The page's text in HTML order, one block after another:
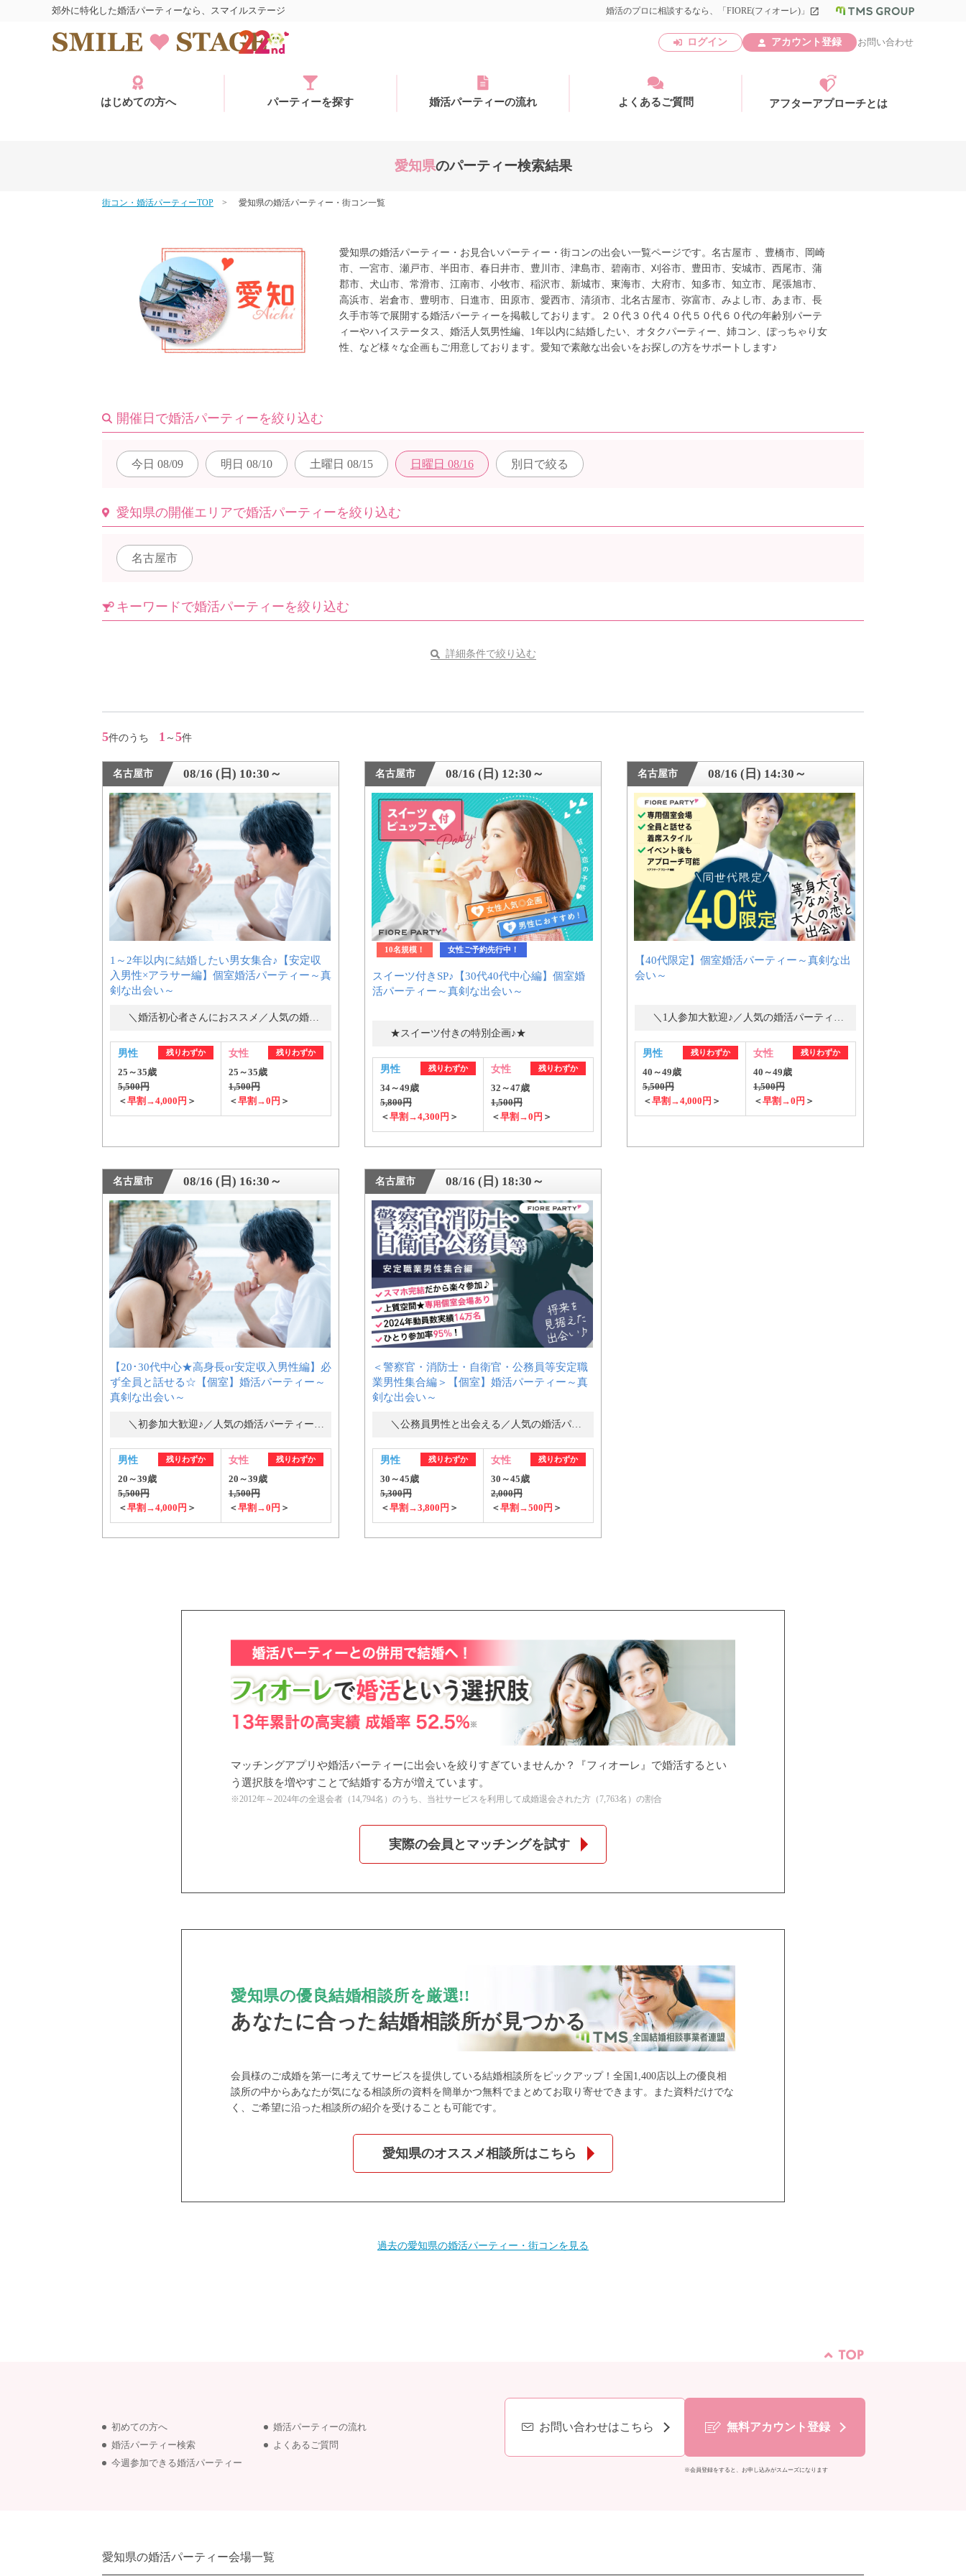
はじめての方へ
今週の婚活パーティー
個人情報保護方針launch
子どもの安全基準に関するポリシーlaunch
PR
約1,300店の中から
おすすめの優良結婚相談所をご紹介
個人情報保護のため
郊外に特化した婚活パーティーなら、スマイルステージ 婚活のプロに相談するなら、「FIORE(フィオーレ)」 launch
ログイン アカウント登録 お問い合わせ
はじめての方へ パーティーを探す 婚活パーティーの流れ よくあるご質問 アフターアプローチとは
愛知県のパーティー検索結果
街コン・婚活パーティーTOP 愛知県の婚活パーティー・街コン一覧
愛知県の婚活パーティー・お見合いパーティー・街コンの出会い一覧ページです。名古屋市 、豊橋市、岡崎
市、一宮市、瀬戸市、半田市、春日井市、豊川市、津島市、碧南市、刈谷市、豊田市、安城市、西尾市、蒲
郡市、犬山市、常滑市、江南市、小牧市、稲沢市、新城市、東海市、大府市、知多市、知立市、尾張旭市、
高浜市、岩倉市、豊明市、日進市、田原市、愛西市、清須市、北名古屋市、弥富市、みよし市、あま市、長
久手市等で展開する婚活パーティーを掲載しております。２０代３０代４０代５０代６０代の年齢別パーテ
ィーやハイステータス、婚活人気男性編、1年以内に結婚したい、オタクパーティー、姉コン、ぽっちゃり女
性、など様々な企画もご用意しております。愛知で素敵な出会いをお探しの方をサポートします♪
開催日で婚活パーティーを絞り込む
今日 08/09 明日 08/10 土曜日 08/15 日曜日 08/16 別日で絞る
愛知県の開催エリアで婚活パーティーを絞り込む
名古屋市
キーワードで婚活パーティーを絞り込む
詳細条件で絞り込む
5件のうち 1 ～ 5件
名古屋市 08/16 (日) 10:30～
1～2年以内に結婚したい男女集合♪【安定収
入男性×アラサー編】個室婚活パーティー～真
剣な出会い～
男性 残りわずか
25～35歳
5,500円
＜早割→4,000円 ＞
女性 残りわずか
25～35歳
1,500円
＜早割→0円 ＞
名古屋市 08/16 (日) 12:30～
10名規模！ 女性ご予約先行中！
スイーツ付きSP♪【30代40代中心編】個室婚
活パーティー～真剣な出会い～
★スイーツ付きの特別企画♪★
男性 残りわずか
34～49歳
5,800円
＜早割→4,300円 ＞
女性 残りわずか
32～47歳
1,500円
＜早割→0円 ＞
名古屋市 08/16 (日) 14:30～
【40代限定】個室婚活パーティー～真剣な出
会い～
男性 残りわずか
40～49歳
5,500円
＜早割→4,000円 ＞
女性 残りわずか
40～49歳
1,500円
＜早割→0円 ＞
名古屋市 08/16 (日) 16:30～
【20･30代中心★高身長or安定収入男性編】必
ず全員と話せる☆【個室】婚活パーティー～
真剣な出会い～
男性 残りわずか
20～39歳
5,500円
＜早割→4,000円 ＞
女性 残りわずか
20～39歳
1,500円
＜早割→0円 ＞
名古屋市 08/16 (日) 18:30～
＜警察官・消防士・自衛官・公務員等安定職
業男性集合編＞【個室】婚活パーティー～真
剣な出会い～
男性 残りわずか
30～45歳
5,300円
＜早割→3,800円 ＞
女性 残りわずか
30～45歳
2,000円
＜早割→500円 ＞
マッチングアプリや婚活パーティーに出会いを絞りすぎていませんか？『フィオーレ』で婚活するとい
う選択肢を増やすことで結婚する方が増えています。
※2012年～2024年の全退会者（14,794名）のうち、当社サービスを利用して成婚退会された方（7,763名）の割合
実際の会員とマッチングを試す
愛知県の優良結婚相談所を厳選!!
あなたに合った結婚相談所が見つかる
会員様のご成婚を第一に考えてサービスを提供している結婚相談所をピックアップ！全国1,400店以上の優良相
談所の中からあなたが気になる相談所の資料を簡単かつ無料でまとめてお取り寄せできます。また資料だけでな
く、ご希望に沿った相談所の紹介を受けることも可能です。
愛知県のオススメ相談所はこちら
過去の愛知県の婚活パーティー・街コンを見る
お問い合わせはこちら 無料アカウント登録
※会員登録をすると、お申し込みがスムーズになります
初めての方へ
婚活パーティーの流れ
婚活パーティー検索
よくあるご質問
今週参加できる婚活パーティー
愛知県の婚活パーティー会場一覧